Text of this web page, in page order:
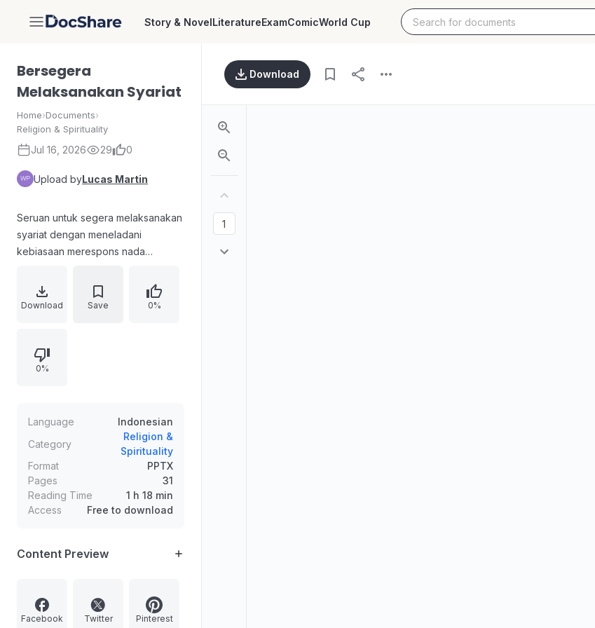
DocShare Story & NovelLiteratureExamComicWorld Cup
Bersegera
Melaksanakan Syariat
Home›Documents›
Religion & Spirituality
Jul 16, 2026 29 0
Upload byLucas Martin
Seruan untuk segera melaksanakan
syariat dengan meneladani
kebiasaan merespons nada
Ali 'Imran 3:133 tentang dua tujuan
yang diperintahkan untuk diraih
dan bumi. Uraian membahas makna
maghfirah, ketaatan, amal saleh,
memberi maaf, bertaubat, dan tidak
menunda-nunda perintah.
Download Save 0%
0%
Language
Indonesian
Category
Religion &
Spirituality
Format
PPTX
Pages
31
Reading Time
1 h 18 min
Access
Free to download
Content Preview
Facebook Twitter Pinterest
Download